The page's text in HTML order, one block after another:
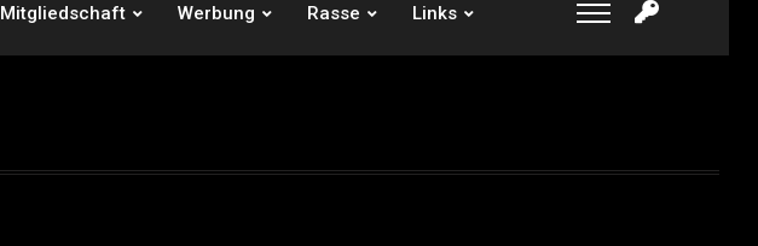
Mitgliedschaft Werbung Rasse Links